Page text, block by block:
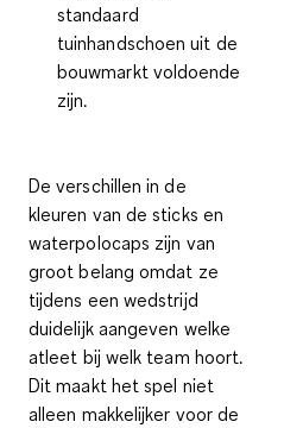
standaard
tuinhandschoen uit de
bouwmarkt voldoende
zijn.
De verschillen in de
kleuren van de sticks en
waterpolocaps zijn van
groot belang omdat ze
tijdens een wedstrijd
duidelijk aangeven welke
atleet bij welk team hoort.
Dit maakt het spel niet
alleen makkelijker voor de